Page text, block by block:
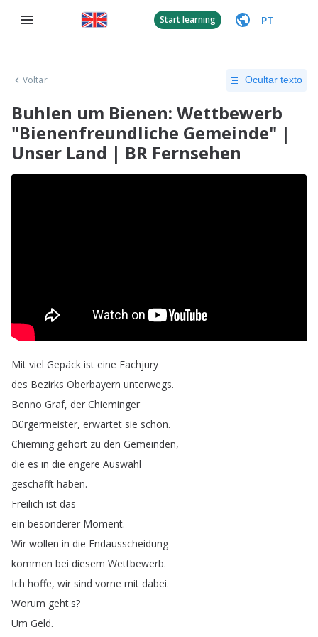
Start learning PT
Voltar Ocultar texto
Buhlen um Bienen: Wettbewerb
"Bienenfreundliche Gemeinde" |
Unser Land | BR Fernsehen
Mit viel Gepäck ist eine Fachjury
des Bezirks Oberbayern unterwegs.
Benno Graf, der Chieminger
Bürgermeister, erwartet sie schon.
Chieming gehört zu den Gemeinden,
die es in die engere Auswahl
geschafft haben.
Freilich ist das
ein besonderer Moment.
Wir wollen in die Endausscheidung
kommen bei diesem Wettbewerb.
Ich hoffe, wir sind vorne mit dabei.
Worum geht's?
Um Geld.